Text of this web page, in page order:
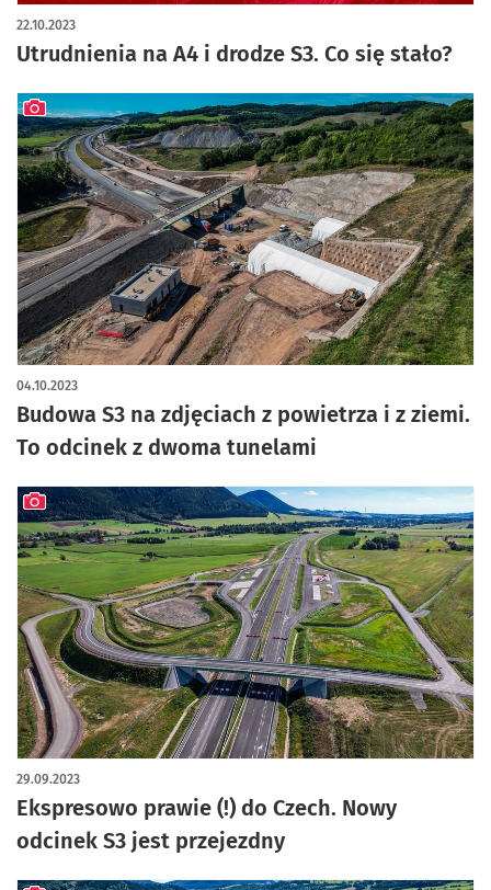
Utrudnienia na A4 i drodze S3. Co się stało?
22.10.2023
Budowa S3 na zdjęciach z powietrza i z ziemi.
To odcinek z dwoma tunelami
04.10.2023
artykuł z galerią zdjęć
Ekspresowo prawie (!) do Czech. Nowy
odcinek S3 jest przejezdny
29.09.2023
artykuł z galerią zdjęć